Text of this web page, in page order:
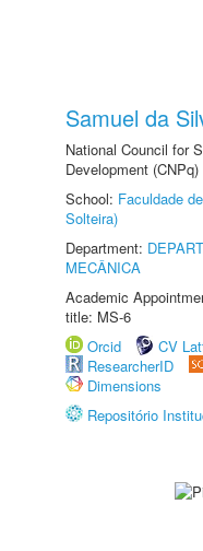
Samuel da
National Council for
Development
School: Faculdade
Solteira)
Department:
MECÂNICA
Academic
title: MS-6
Orcid
CV
ResearcherID
Dimensions
Repositório